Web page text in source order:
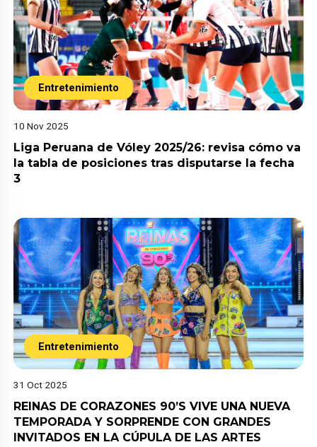
Entretenimiento
10 Nov 2025
Liga Peruana de Vóley 2025/26: revisa cómo va
la tabla de posiciones tras disputarse la fecha
3
Entretenimiento
31 Oct 2025
REINAS DE CORAZONES 90’S VIVE UNA NUEVA
TEMPORADA Y SORPRENDE CON GRANDES
INVITADOS EN LA CÚPULA DE LAS ARTES